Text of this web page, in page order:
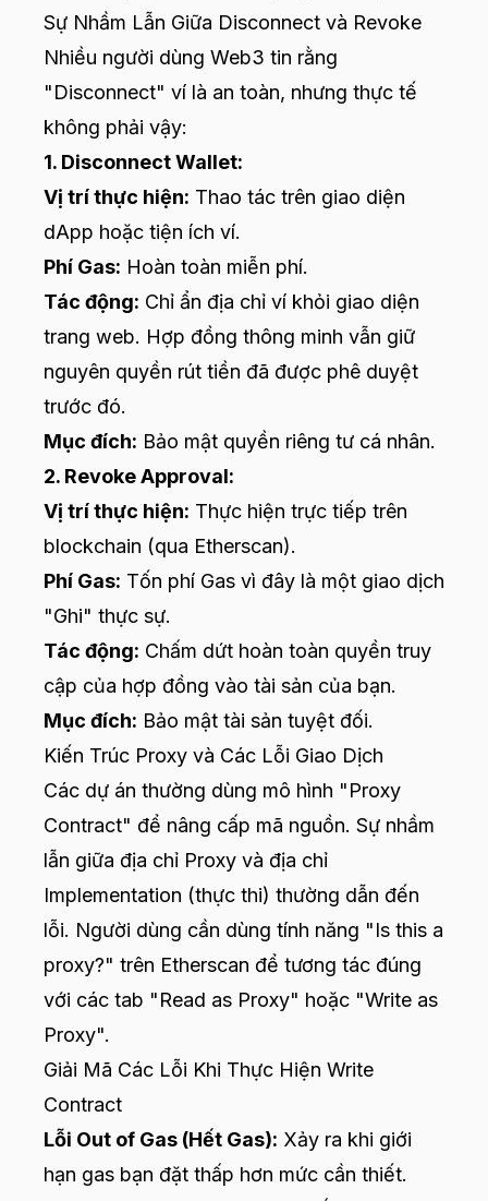
Sự Nhầm Lẫn Giữa Disconnect và Revoke
Nhiều người dùng Web3 tin rằng
"Disconnect" ví là an toàn, nhưng thực tế
không phải vậy:
1. Disconnect Wallet:
Vị trí thực hiện: Thao tác trên giao diện
dApp hoặc tiện ích ví.
Phí Gas: Hoàn toàn miễn phí.
Tác động: Chỉ ẩn địa chỉ ví khỏi giao diện
trang web. Hợp đồng thông minh vẫn giữ
nguyên quyền rút tiền đã được phê duyệt
trước đó.
Mục đích: Bảo mật quyền riêng tư cá nhân.
2. Revoke Approval:
Vị trí thực hiện: Thực hiện trực tiếp trên
blockchain (qua Etherscan).
Phí Gas: Tốn phí Gas vì đây là một giao dịch
"Ghi" thực sự.
Tác động: Chấm dứt hoàn toàn quyền truy
cập của hợp đồng vào tài sản của bạn.
Mục đích: Bảo mật tài sản tuyệt đối.
Kiến Trúc Proxy và Các Lỗi Giao Dịch
Các dự án thường dùng mô hình "Proxy
Contract" để nâng cấp mã nguồn. Sự nhầm
lẫn giữa địa chỉ Proxy và địa chỉ
Implementation (thực thi) thường dẫn đến
lỗi. Người dùng cần dùng tính năng "Is this a
proxy?" trên Etherscan để tương tác đúng
với các tab "Read as Proxy" hoặc "Write as
Proxy".
Giải Mã Các Lỗi Khi Thực Hiện Write
Contract
Lỗi Out of Gas (Hết Gas): Xảy ra khi giới
hạn gas bạn đặt thấp hơn mức cần thiết.